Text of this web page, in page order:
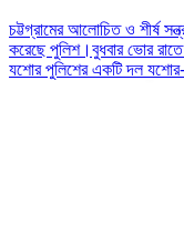
চট্টগ্রামের আলোচিত ও শীর্ষ
করেছে পুলিশ।বুধবার ভোর
যশোর পুলিশের একটি দল